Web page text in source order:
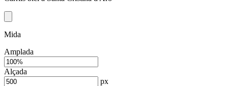
Mida
Amplada
Alçada
px